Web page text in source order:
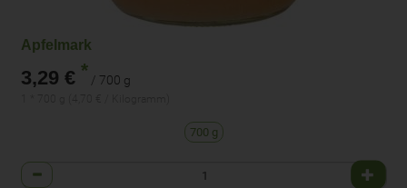
Apfelmark
3,29 € * / 700 g
700 g
Anzahl